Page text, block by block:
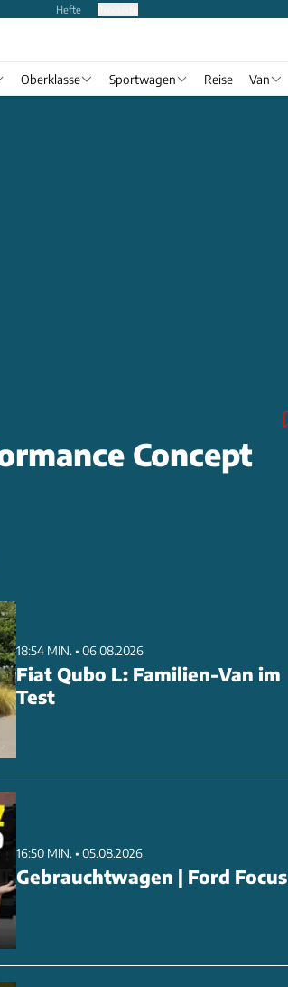
Hefte
Oberklasse Sportwagen Reise Van
Concept
18:54 MIN. • 06.08.2026
Fiat Qubo L: Familien-Van im
Test
16:50 MIN. • 05.08.2026
Gebrauchtwagen | Ford Focus